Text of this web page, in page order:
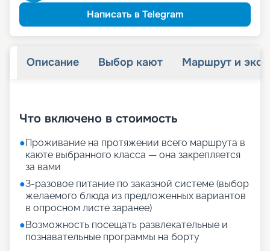
Написать в Telegram
Описание Выбор кают Маршрут и
Что включено в стоимость
●Проживание на протяжении всего маршрута в
каюте выбранного класса — она закрепляется
за вами
●3-разовое питание по заказной системе (выбор
желаемого блюда из предложенных вариантов
в опросном листе заранее)
●Возможность посещать развлекательные и
познавательные программы на борту